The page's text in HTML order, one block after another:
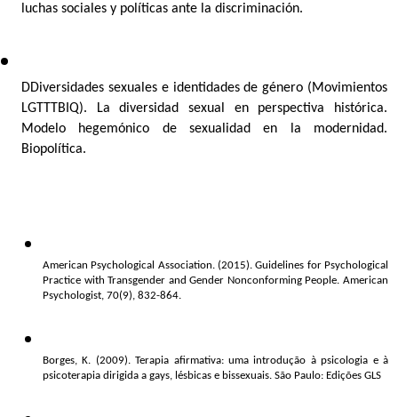
luchas sociales y políticas ante la discriminación.
DDiversidades sexuales e identidades de género (Movimientos
LGTTTBIQ). La diversidad sexual en perspectiva histórica.
Modelo hegemónico de sexualidad en la modernidad.
Biopolítica.
American Psychological Association. (2015). Guidelines for Psychological
Practice with Transgender and Gender Nonconforming People. American
Psychologist, 70(9), 832-864.
Borges, K. (2009). Terapia afirmativa: uma introdução à psicologia e à
psicoterapia dirigida a gays, lésbicas e bissexuais. São Paulo: Edições GLS